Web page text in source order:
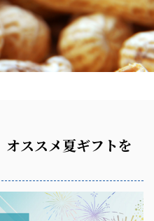
ススメ夏ギフトを